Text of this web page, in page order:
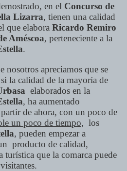
en el Concurso de
Lizarra, tienen una calidad
que elabora Ricardo Remiro
Améscoa, perteneciente a la
.
nosotros apreciamos que se
la calidad de la mayoría de
elaborados en la
, ha aumentado
de ahora, con un poco de
un poco de tiempo, los
, pueden empezar a
producto de calidad,
turística que la comarca puede